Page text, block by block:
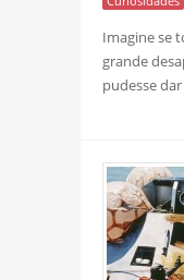
Imagine se
grande
pudesse